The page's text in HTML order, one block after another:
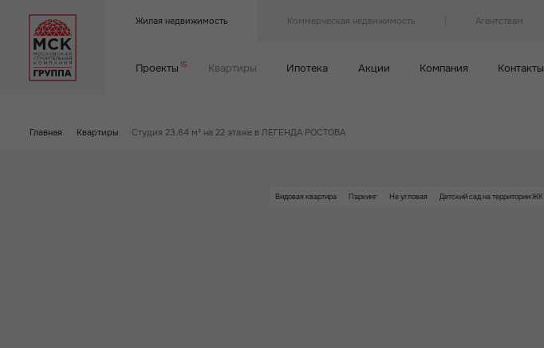
Жилая недвижимость Коммерческая недвижимость Агентствам
Проекты 15 Квартиры Ипотека Акции Компания Контакты
Главная Квартиры Студия 23.64 м² на 22 этаже в ЛЕГЕНДА РОСТОВА
Видовая квартира Паркинг Не угловая Детский сад на территории ЖК